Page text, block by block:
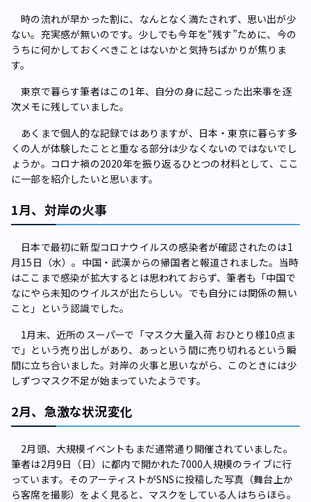
時の流れが早かった割に、なんとなく満たされず、思い出が少
ない。充実感が無いのです。少しでも今年を“残す”ために、今の
うちに何かしておくべきことはないかと気持ちばかりが焦りま
す。
東京で暮らす筆者はこの1年、自分の身に起こった出来事を逐
次メモに残していました。
あくまで個人的な記録ではありますが、日本・東京に暮らす多
くの人が体験したことと重なる部分は少なくないのではないでし
ょうか。コロナ禍の2020年を振り返るひとつの材料として、ここ
に一部を紹介したいと思います。
1月、対岸の火事
日本で最初に新型コロナウイルスの感染者が確認されたのは1
月15日（水）。中国・武漢からの帰国者と報道されました。当時
はここまで感染が拡大するとは思われておらず、筆者も「中国で
なにやら未知のウイルスが出たらしい。でも自分には関係の無い
こと」という認識でした。
1月末、近所のスーパーで「マスク大量入荷 おひとり様10点ま
で」という売り出しがあり、あっという間に売り切れるという瞬
間に立ち合いました。対岸の火事と思いながら、このときには少
しずつマスク不足が始まっていたようです。
2月、急激な状況変化
2月頭、大規模イベントもまだ通常通り開催されていました。
筆者は2月9日（日）に都内で開かれた7000人規模のライブに行
っています。そのアーティストがSNSに投稿した写真（舞台上か
ら客席を撮影）をよく見ると、マスクをしている人はちらほら。